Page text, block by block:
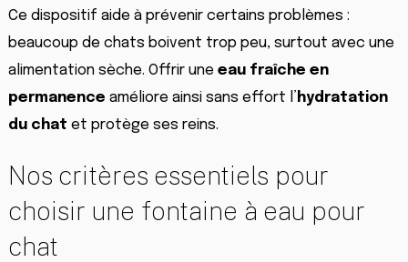
Ce dispositif aide à prévenir certains problèmes :
beaucoup de chats boivent trop peu, surtout avec une
alimentation sèche. Offrir une eau fraîche en
permanence améliore ainsi sans effort l’ hydratation
du chat et protège ses reins.
Nos critères essentiels pour
choisir une fontaine à eau pour
chat